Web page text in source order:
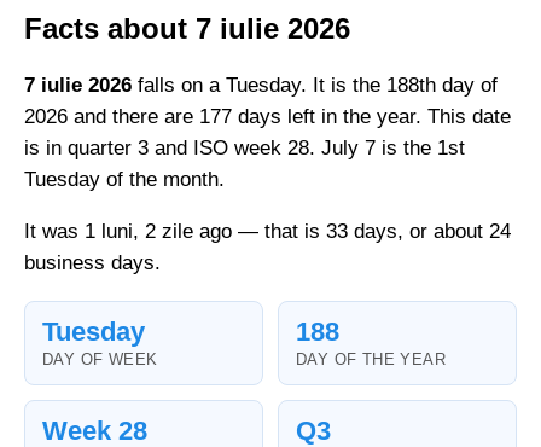
Facts about 7 iulie 2026
7 iulie 2026 falls on a Tuesday. It is the 188th day of
2026 and there are 177 days left in the year. This date
is in quarter 3 and ISO week 28. July 7 is the 1st
Tuesday of the month.
It was 1 luni, 2 zile ago — that is 33 days, or about 24
business days.
Tuesday
DAY OF WEEK
188
DAY OF THE YEAR
Week 28 Q3